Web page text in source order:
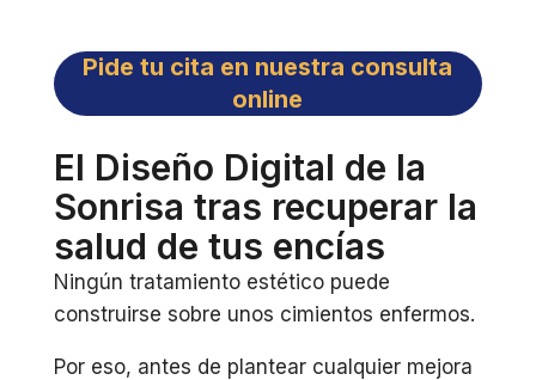
Pide tu cita en nuestra consulta
online
El Diseño Digital de la
Sonrisa tras recuperar la
salud de tus encías
Ningún tratamiento estético puede
construirse sobre unos cimientos enfermos.
Por eso, antes de plantear cualquier mejora